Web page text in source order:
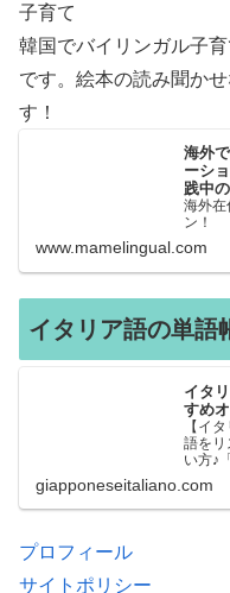
子育て
韓国でバイリンガル子
です。絵本の読み聞か
す！
海外
ーシ
践中
海外在
ン！
www.mamelingual.com
イタリア語の単語
イタ
すめ
【イ
語をリ
い方♪
知り
→日本
でき
giapponeseitaliano.com
プロフィール
サイトポリシー